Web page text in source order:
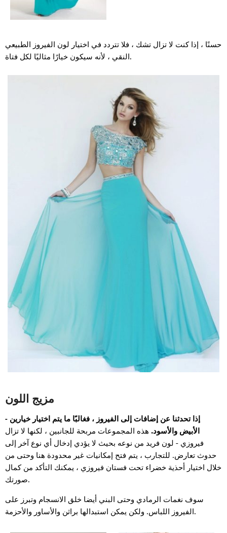
حسنًا ، إذا كنت لا تزال تشك ، فلا تتردد في اختيار لون الفيروز الطبيعي
النقي ، لأنه سيكون خيارًا مثاليًا لكل فتاة.
مزيج اللون
إذا تحدثنا عن إضافات إلى الفيروز ، فغالبًا ما يتم اختيار خيارين -
الأبيض والأسود. هذه المجموعات مربحة للجانبين ، لكنها لا تزال
فيروزي - لون فريد من نوعه بحيث لا يؤدي إدخال أي نوع آخر إلى
حدوث تعارض. للتجارب ، يتم فتح إمكانيات غير محدودة هنا وحتى من
خلال اختيار أحذية خضراء تحت فستان فيروزي ، يمكنك التأكد من كمال
صورتك.
سوف نغمات الرمادي وحتى البني أيضا خلق الانسجام وتبرز على
الفيروز اللباس. ولكن يمكن استبدالها براثن والأساور والأحزمة.